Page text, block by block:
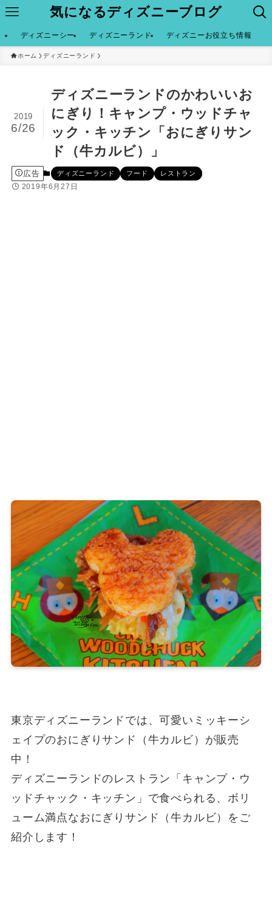
気になるディズニーブログ
ディズニーシー ディズニーランド ディズニーお役立ち情報
ホーム ディズニーランド
ディズニーランドのかわいいお
にぎり！キャンプ・ウッドチャ
ック・キッチン「おにぎりサン
ド（牛カルビ）」
2019
6/26
広告 ディズニーランド フード レストラン
2019年6月27日
東京ディズニーランドでは、可愛いミッキーシ
ェイプのおにぎりサンド（牛カルビ）が販売
中！
ディズニーランドのレストラン「キャンプ・ウ
ッドチャック・キッチン」で食べられる、ボリ
ューム満点なおにぎりサンド（牛カルビ）をご
紹介します！